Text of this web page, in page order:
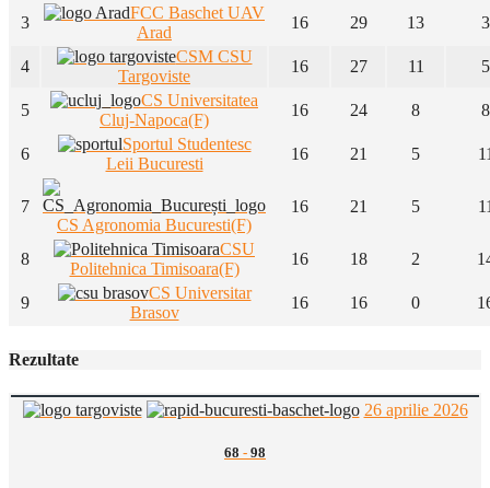
3
FCC Baschet UAV
Arad
16 29 13 3
4
CSM CSU
Targoviste
16 27 11 5
5
CS Universitatea
Cluj-Napoca(F)
16 24 8 8
6
Sportul Studentesc
Leii Bucuresti
16 21 5
7
CS Agronomia Bucuresti(F)
16 21 5
8
CSU
Politehnica Timisoara(F)
16 18 2
9
CS Universitar
Brasov
16 16 0
Rezultate
26 aprilie 2026
68 - 98